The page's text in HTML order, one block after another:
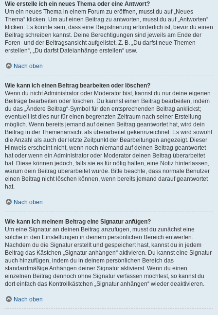
Wie erstelle ich ein neues Thema oder eine Antwort?
Um ein neues Thema in einem Forum zu eröffnen, musst du auf „Neues
Thema“ klicken. Um auf einen Beitrag zu antworten, musst du auf „Antworten“
klicken. Es könnte sein, dass eine Registrierung erforderlich ist, bevor du einen
Beitrag schreiben kannst. Deine Berechtigungen sind jeweils am Ende der
Foren- und der Beitragsansicht aufgelistet. Z. B. „Du darfst neue Themen
erstellen“, „Du darfst Dateianhänge erstellen“ usw.
Nach oben
Wie kann ich einen Beitrag bearbeiten oder löschen?
Wenn du nicht Administrator oder Moderator bist, kannst du nur deine eigenen
Beiträge bearbeiten oder löschen. Du kannst einen Beitrag bearbeiten, indem
du das „Ändere Beitrag“-Symbol für den entsprechenden Beitrag anklickst;
eventuell ist dies nur für einen begrenzten Zeitraum nach seiner Erstellung
möglich. Wenn bereits jemand auf deinen Beitrag geantwortet hat, wird dein
Beitrag in der Themenansicht als überarbeitet gekennzeichnet. Es wird sowohl
die Anzahl als auch der letzte Zeitpunkt der Bearbeitungen angezeigt. Dieser
Hinweis erscheint nicht, wenn noch niemand auf deinen Beitrag geantwortet
hat oder wenn ein Administrator oder Moderator deinen Beitrag überarbeitet
hat. Diese können jedoch, falls sie es für nötig halten, eine Notiz hinterlassen,
warum dein Beitrag überarbeitet wurde. Bitte beachte, dass normale Benutzer
einen Beitrag nicht löschen können, wenn bereits jemand darauf geantwortet
hat.
Nach oben
Wie kann ich meinem Beitrag eine Signatur anfügen?
Um eine Signatur an deinen Beitrag anzufügen, musst du zunächst eine
solche in den Einstellungen in deinem persönlichen Bereich entwerfen.
Nachdem du die Signatur erstellt und gespeichert hast, kannst du in jedem
Beitrag das Kästchen „Signatur anhängen“ aktivieren. Du kannst eine Signatur
auch hinzufügen, indem du in deinem persönlichen Bereich das
standardmäßige Anhängen deiner Signatur aktivierst. Wenn du einen
einzelnen Beitrag dennoch ohne Signatur verfassen möchtest, so kannst du
dort einfach das Kontrollkästchen „Signatur anhängen“ wieder deaktivieren.
Nach oben